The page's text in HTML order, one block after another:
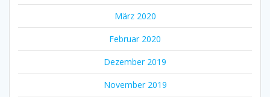
März 2020
Februar 2020
Dezember 2019
November 2019